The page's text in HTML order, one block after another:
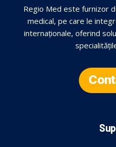
Regio Med este furnizor
medical, pe care le
internaționale, oferind